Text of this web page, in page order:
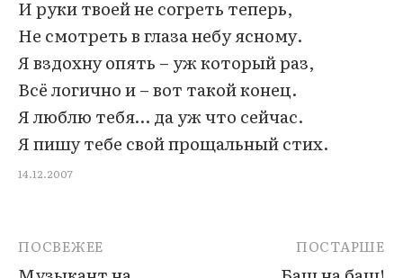
И руки твоей не согреть теперь,
Не смотреть в глаза небу ясному.
Я вздохну опять – уж который раз,
Всё логично и – вот такой конец.
Я люблю тебя… да уж что сейчас.
Я пишу тебе свой прощальный стих.
14.12.2007
ПОСВЕЖЕЕ ПОСТАРШЕ